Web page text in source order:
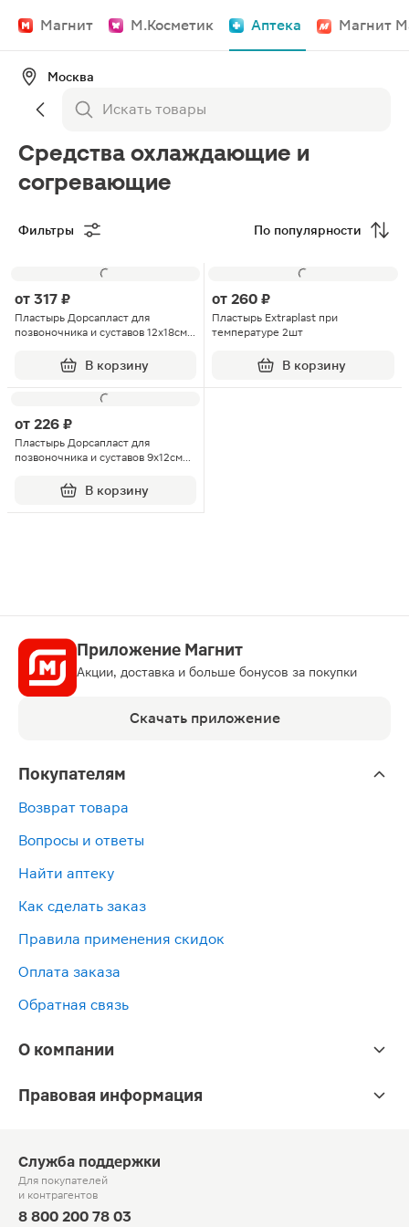
Магнит М.Косметик Аптека Магнит
Москва
Средства охлаждающие и
согревающие
Фильтры По популярности
от 317 ₽
Пластырь Дорсапласт для
позвоночника и суставов 12х18см
В корзину
от 260 ₽
Пластырь Extraplast при
температуре 2шт
В корзину
от 226 ₽
Пластырь Дорсапласт для
позвоночника и суставов 9х12см
В корзину
Приложение Магнит
Акции, доставка и больше бонусов за покупки
Скачать приложение
Покупателям
Возврат товара
Вопросы и ответы
Найти аптеку
Как сделать заказ
Правила применения скидок
Оплата заказа
Обратная связь
О компании
Правовая информация
Служба поддержки
Для покупателей
и контрагентов
8 800 200 78 03